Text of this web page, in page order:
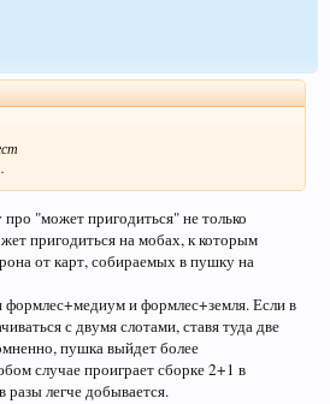
"может пригодиться" не только
пригодиться на мобах, к которым
от карт, собираемых в пушку на
формлес+медиум и формлес+земля. Если в
с двумя слотами, ставя туда две
пушка выйдет более
случае проиграет сборке 2+1 в
разы легче добывается.